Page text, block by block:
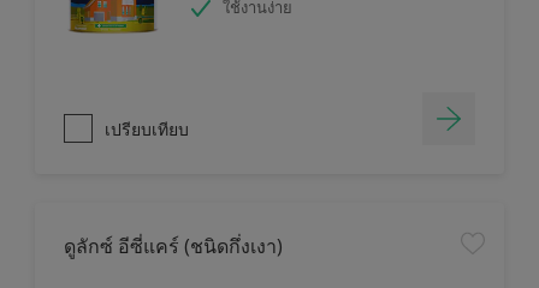
ใช้งานง่าย
เปรียบเทียบ
ดูลักซ์ อีซี่แคร์ (ชนิดกึ่งเงา)